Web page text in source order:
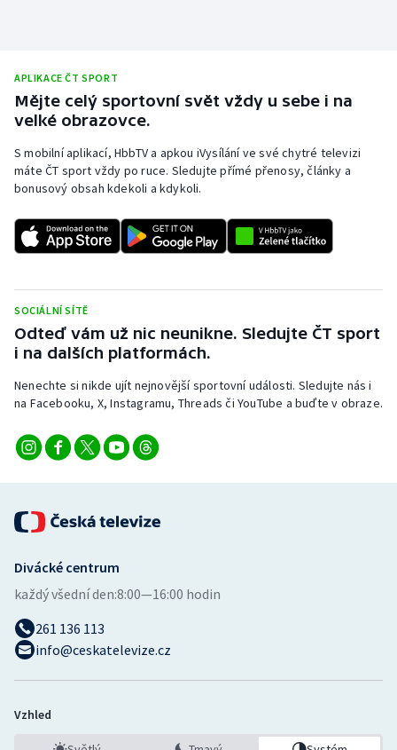
Plážový volejbal
Ragby
Rychlobruslení
Rychlostní kanoistika
Sportovní střelba
Triatlon
Veslování
Volejbal
Ostatní
APLIKACE ČT SPORT
Mějte celý sportovní svět vždy u sebe i na
velké obrazovce.
S mobilní aplikací, HbbTV a apkou iVysílání ve své chytré televizi
máte ČT sport vždy po ruce. Sledujte přímé přenosy, články a
bonusový obsah kdekoli a kdykoli.
SOCIÁLNÍ SÍTĚ
Odteď vám už nic neunikne. Sledujte ČT sport
i na dalších platformách.
Nenechte si nikde ujít nejnovější sportovní události. Sledujte nás i
na Facebooku, X, Instagramu, Threads či YouTube a buďte v obraze.
Divácké centrum
každý všední den:8:00—16:00 hodin
261 136 113
info@ceskatelevize.cz
Vzhled